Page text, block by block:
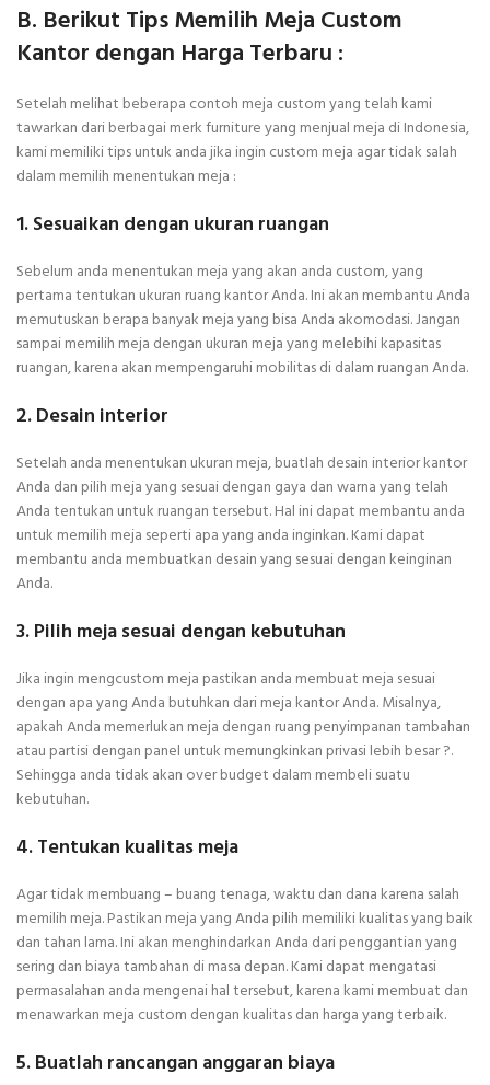
B. Berikut Tips Memilih Meja Custom
Kantor dengan Harga Terbaru :
Setelah melihat beberapa contoh meja custom yang telah kami
tawarkan dari berbagai merk furniture yang menjual meja di Indonesia,
kami memiliki tips untuk anda jika ingin custom meja agar tidak salah
dalam memilih menentukan meja :
1. Sesuaikan dengan ukuran ruangan
Sebelum anda menentukan meja yang akan anda custom, yang
pertama tentukan ukuran ruang kantor Anda. Ini akan membantu Anda
memutuskan berapa banyak meja yang bisa Anda akomodasi. Jangan
sampai memilih meja dengan ukuran meja yang melebihi kapasitas
ruangan, karena akan mempengaruhi mobilitas di dalam ruangan Anda.
2. Desain interior
Setelah anda menentukan ukuran meja, buatlah desain interior kantor
Anda dan pilih meja yang sesuai dengan gaya dan warna yang telah
Anda tentukan untuk ruangan tersebut. Hal ini dapat membantu anda
untuk memilih meja seperti apa yang anda inginkan. Kami dapat
membantu anda membuatkan desain yang sesuai dengan keinginan
Anda.
3. Pilih meja sesuai dengan kebutuhan
Jika ingin mengcustom meja pastikan anda membuat meja sesuai
dengan apa yang Anda butuhkan dari meja kantor Anda. Misalnya,
apakah Anda memerlukan meja dengan ruang penyimpanan tambahan
atau partisi dengan panel untuk memungkinkan privasi lebih besar ?.
Sehingga anda tidak akan over budget dalam membeli suatu
kebutuhan.
4. Tentukan kualitas meja
Agar tidak membuang – buang tenaga, waktu dan dana karena salah
memilih meja. Pastikan meja yang Anda pilih memiliki kualitas yang baik
dan tahan lama. Ini akan menghindarkan Anda dari penggantian yang
sering dan biaya tambahan di masa depan. Kami dapat mengatasi
permasalahan anda mengenai hal tersebut, karena kami membuat dan
menawarkan meja custom dengan kualitas dan harga yang terbaik.
5. Buatlah rancangan anggaran biaya